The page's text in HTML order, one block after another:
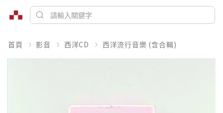
首頁 影音 西洋CD 西洋流行音樂 (含合輯)